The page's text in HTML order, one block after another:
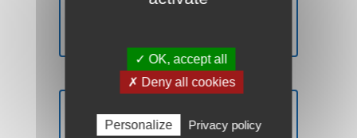
✓ OK, accept all
✗ Deny all cookies
Personalize Privacy policy